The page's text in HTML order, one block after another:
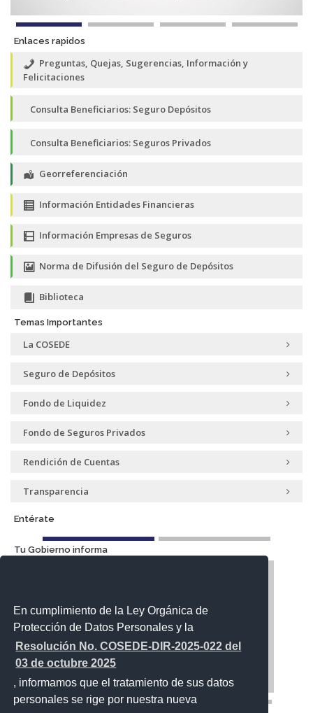
En cumplimiento de la Ley Orgánica de
Protección de Datos Personales y la
Resolución No. COSEDE-DIR-2025-022 del
03 de octubre 2025
, informamos que el tratamiento de sus datos
personales se rige por nuestra nueva
Enlaces rapidos
Preguntas, Quejas, Sugerencias, Información y
Felicitaciones
Consulta Beneficiarios: Seguro Depósitos
Consulta Beneficiarios: Seguros Privados
Georreferenciación
Información Entidades Financieras
Información Empresas de Seguros
Norma de Difusión del Seguro de Depósitos
Biblioteca
Temas Importantes
La COSEDE
Seguro de Depósitos
Fondo de Liquidez
Fondo de Seguros Privados
Rendición de Cuentas
Transparencia
Entérate
Tu Gobierno informa